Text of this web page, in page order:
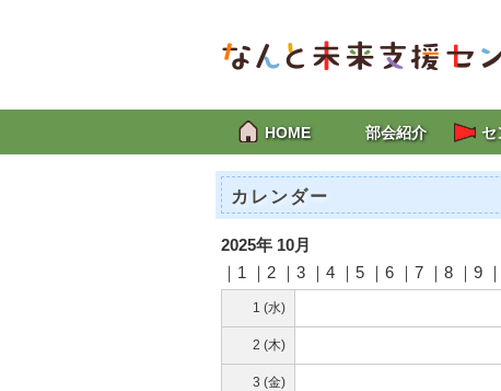
HOME 部会紹介 セ
カレンダー
2025年 10月
｜1 ｜2 ｜ 3 4 5 6 7 8 9
1 (水)
2 (木)
3 (金)